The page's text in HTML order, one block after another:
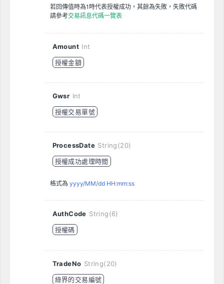
若回傳值時為1時代表授權成功，其餘為失敗，失敗代碼
請參考交易訊息代碼一覽表
Amount Int
授權金額
Gwsr Int
授權交易單號
ProcessDate String(20)
授權成功處理時間
格式為 yyyy/MM/dd HH:mm:ss
AuthCode String(6)
授權碼
TradeNo String(20)
綠界的交易編號